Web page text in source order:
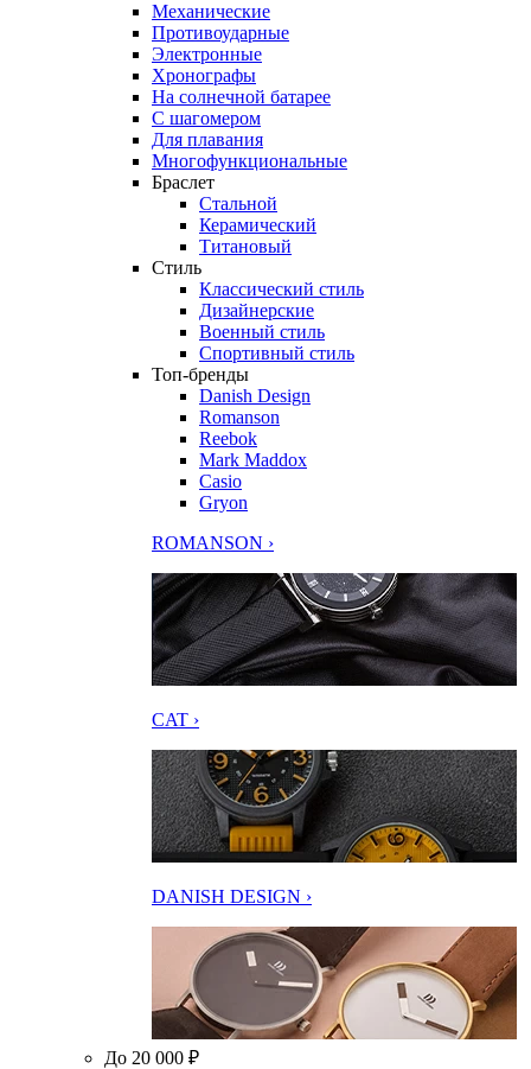
Механические
Противоударные
Электронные
Хронографы
На солнечной батарее
С шагомером
Для плавания
Многофункциональные
Браслет
Стальной
Керамический
Титановый
Стиль
Классический стиль
Дизайнерские
Военный стиль
Спортивный стиль
Топ-бренды
Danish Design
Romanson
Reebok
Mark Maddox
Casio
Gryon
ROMANSON ›
CAT ›
DANISH DESIGN ›
До 20 000 ₽